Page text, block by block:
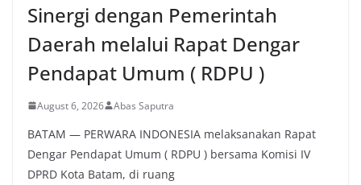
Sinergi dengan Pemerintah
Daerah melalui Rapat Dengar
Pendapat Umum ( RDPU )
August 6, 2026 Abas Saputra
BATAM — PERWARA INDONESIA melaksanakan Rapat
Dengar Pendapat Umum ( RDPU ) bersama Komisi IV
DPRD Kota Batam, di ruang